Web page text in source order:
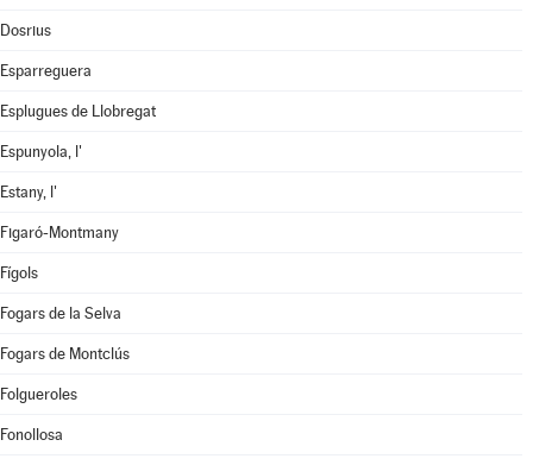
Dosrius
Esparreguera
Esplugues de Llobregat
Espunyola, l'
Estany, l'
Figaró-Montmany
Fígols
Fogars de la Selva
Fogars de Montclús
Folgueroles
Fonollosa